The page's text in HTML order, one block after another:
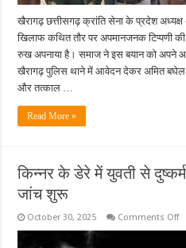
खैरागढ़ छत्तीसगढ़ क्रांति सेना के प्रदेश
खिलाफ कथित तौर पर अपमानजनक टिप्पणी
रुख अपनाया है। समाज ने इस बयान को अपने
खैरागढ़ पुलिस थाने में आवेदन देकर अमित
और तत्काल …
Read More »
किन्नर के डेरे में युवती से
जांच शुरू
October 30, 2025 Comments Offon